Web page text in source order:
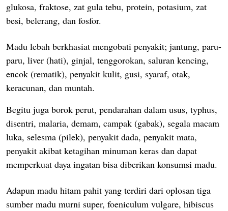
glukosa, fraktose, zat gula tebu, protein, potasium, zat
besi, belerang, dan fosfor.
Madu lebah berkhasiat mengobati penyakit; jantung, paru-
paru, liver (hati), ginjal, tenggorokan, saluran kencing,
encok (rematik), penyakit kulit, gusi, syaraf, otak,
keracunan, dan muntah.
Begitu juga borok perut, pendarahan dalam usus, typhus,
disentri, malaria, demam, campak (gabak), segala macam
luka, selesma (pilek), penyakit dada, penyakit mata,
penyakit akibat ketagihan minuman keras dan dapat
memperkuat daya ingatan bisa diberikan konsumsi madu.
Adapun madu hitam pahit yang terdiri dari oplosan tiga
sumber madu murni super, foeniculum vulgare, hibiscus